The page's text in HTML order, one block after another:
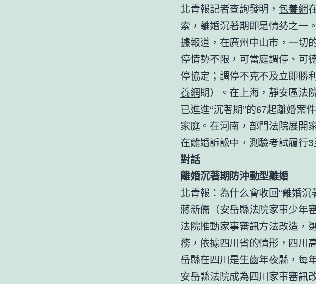
北青報記者查詢發明， 包養網
索，離婚沉著期即是情勢之一。
據報道，在廣州中山市，一切
停情勢不限，可當庭調停、可
停協定；調停不克不及立即勝
養網期）。在上海，靜安區法
已進進“沉著期”的67起離婚案
家庭。在河南，部門法院展開
在離婚訴訟中，測驗考試履行
對話
離婚沉著期防沖動型離婚
北青報：為什么會收回“離婚沉
蔣新儒（安岳縣法院家事少年
法院推動家事審訊方法改造，
務，依據四川省的情形，四川
岳縣在四川是生齒年夜縣，每
安岳縣法院成為四川家事審訊